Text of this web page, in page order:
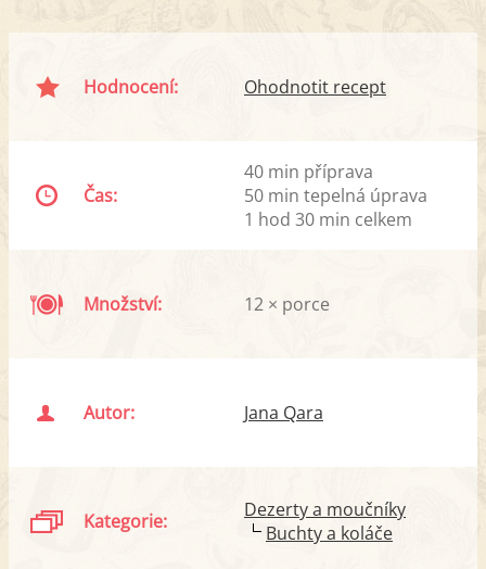
Hodnocení: Ohodnotit recept
Čas:
40 min příprava
50 min tepelná úprava
1 hod 30 min celkem
Množství: 12 × porce
Autor: Jana Qara
Kategorie:
Dezerty a moučníky
Buchty a koláče